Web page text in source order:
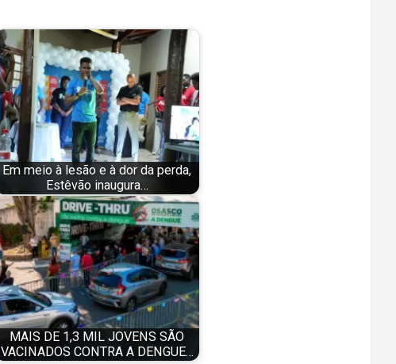
Em meio à lesão e à dor da perda,
Estêvão inaugura…
MAIS DE 1,3 MIL JOVENS SÃO
VACINADOS CONTRA A DENGUE…